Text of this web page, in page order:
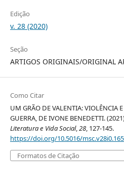
Edição
v. 28 (2020)
Seção
ARTIGOS ORIGINAIS/ORIGINAL
Como Citar
UM GRÃO DE VALENTIA: VIOLÊNCIA
GUERRA, DE IVONE BENEDETTI.
Literatura e Vida Social,28, 127-145.
https://doi.org/10.5016/
Formatos de Citação